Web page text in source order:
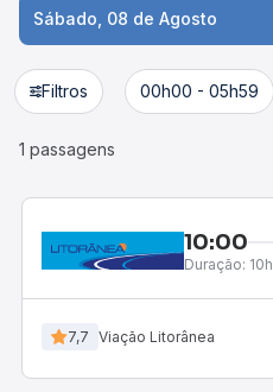
Sábado, 08 de Agosto
Filtros 00h00 - 05h59
1 passagens
10:00
Duração: 10h
7,7 Viação Litorânea